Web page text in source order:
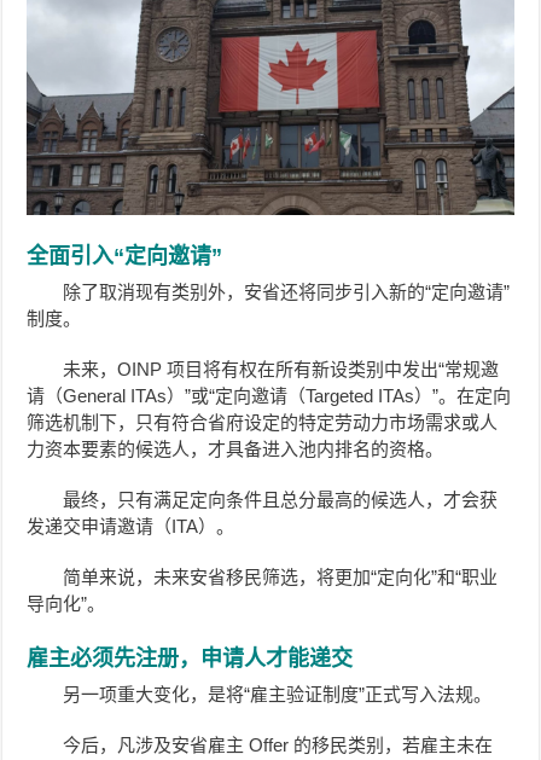
全面引入“定向邀请”
除了取消现有类别外，安省还将同步引入新的“定向邀请”
制度。
未来，OINP 项目将有权在所有新设类别中发出“常规邀
请（General ITAs）”或“定向邀请（Targeted ITAs）”。在定向
筛选机制下，只有符合省府设定的特定劳动力市场需求或人
力资本要素的候选人，才具备进入池内排名的资格。
最终，只有满足定向条件且总分最高的候选人，才会获
发递交申请邀请（ITA）。
简单来说，未来安省移民筛选，将更加“定向化”和“职业
导向化”。
雇主必须先注册，申请人才能递交
另一项重大变化，是将“雇主验证制度”正式写入法规。
今后，凡涉及安省雇主 Offer 的移民类别，若雇主未在